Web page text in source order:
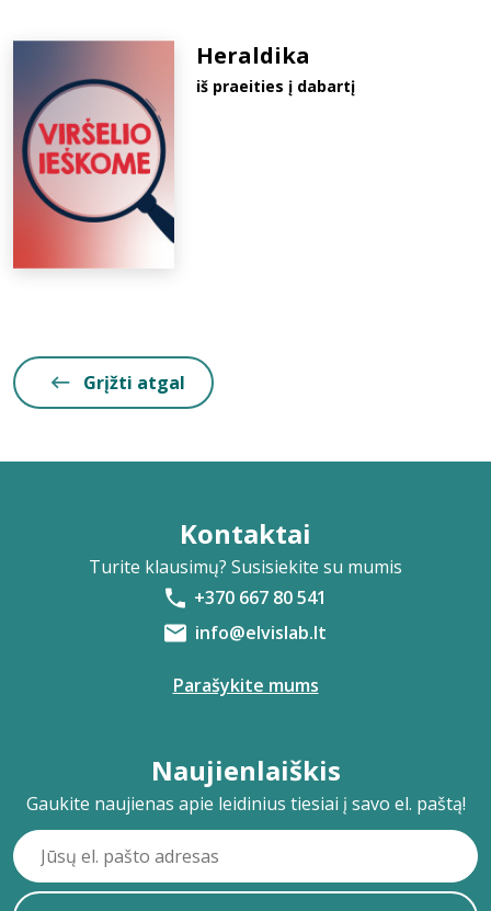
D.U.K. Heraldika
iš praeities į dabartį
Grįžti atgal
Kontaktai
Turite klausimų? Susisiekite su mumis
+370 667 80 541
info@elvislab.lt
Parašykite mums
Naujienlaiškis
Gaukite naujienas apie leidinius tiesiai į savo el. paštą!